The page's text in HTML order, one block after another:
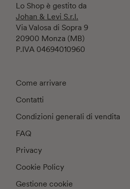
Lo Shop è gestito da
Johan & Levi S.r.l.
Via Valosa di Sopra 9
20900 Monza (MB)
P.IVA 04694010960
Come arrivare
Contatti
Condizioni generali di vendita
FAQ
Privacy
Cookie Policy
Gestione cookie